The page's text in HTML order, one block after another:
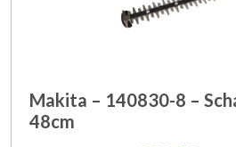
Makita – 140830-8 –
48cm